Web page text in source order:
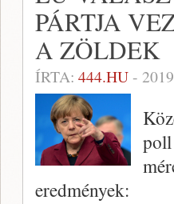
PÁRTJA
A ZÖLDEK
ÍRTA: 444.HU-
poll
eredmények: